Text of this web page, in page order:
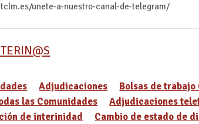
unete-a-nuestro-canal-de-telegram/
Adjudicaciones
Bolsas de trabajo
las Comunidades
Adjudicaciones
de interinidad
Cambio de estado de